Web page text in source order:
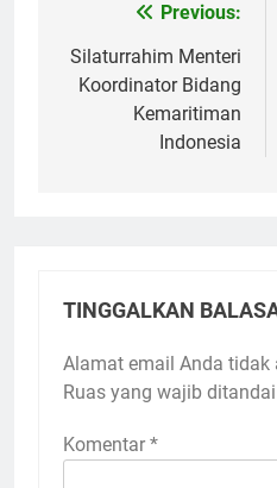
Navigasi
pos
Previous:
Silaturrahim Menteri
Koordinator Bidang
Kemaritiman
Indonesia
TINGGALKAN
Alamat email Anda
Ruas yang wajib ditandai
Komentar *